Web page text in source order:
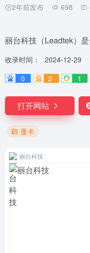
2年前发布 698
丽台科技（Leadtek）
收录时间：
2024-12-29
0
2- 1
打开网站
显卡
丽台科技